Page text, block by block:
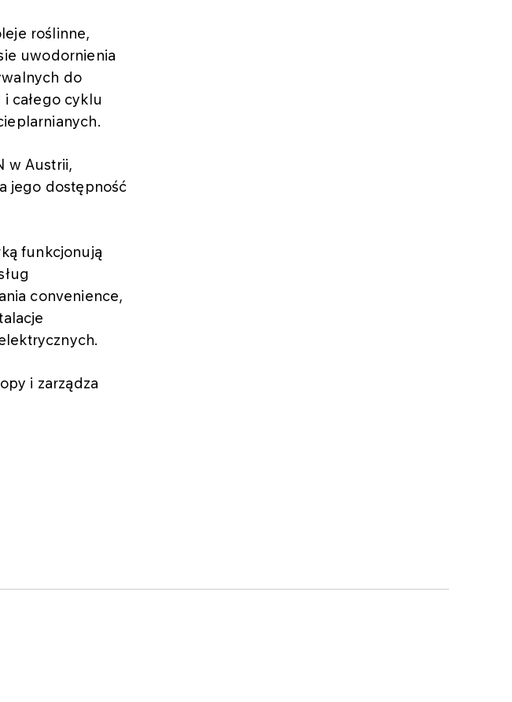
roślinne,
uwodornienia
do
całego cyklu
w Austrii,
jego dostępność
funkcjonują
convenience,
i zarządza